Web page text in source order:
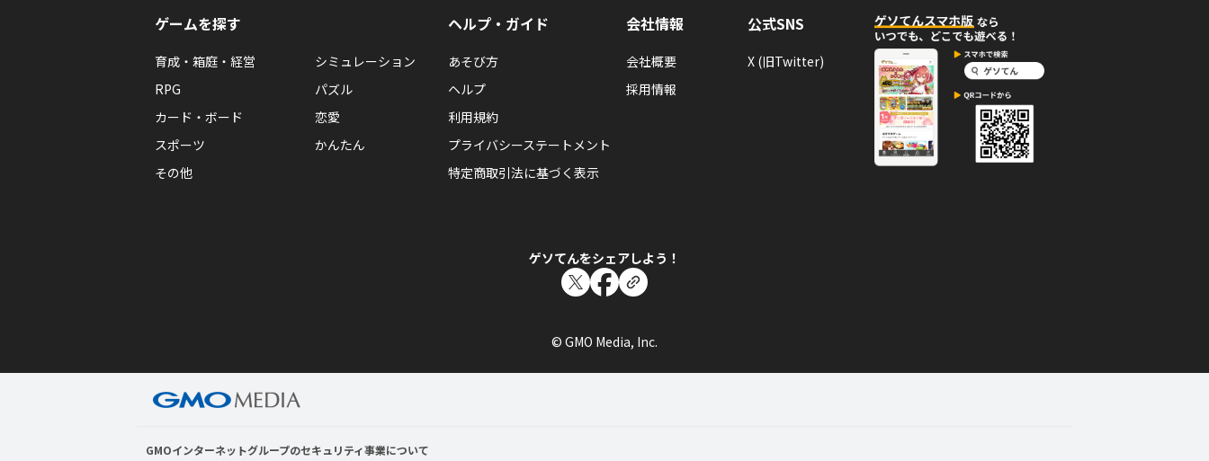
パズル・スクエア
大島 徹 09月19日
大島 徹さんが「はじめてのパズルスクエア」バッジを手に入れた！
パズルスクエアをはじめてあそんだらもらえるエネルギーバッジ。
た！
ゲームを探す
育成・箱庭・経営
シミュレーション
RPG
パズル
カード・ボード
恋愛
スポーツ
かんたん
その他
ヘルプ・ガイド
あそび方
ヘルプ
利用規約
プライバシーステートメント
特定商取引法に基づく表示
会社情報
会社概要
採用情報
公式SNS
X (旧Twitter)
ゲソてんをシェアしよう！
© GMO Media, Inc.
GMOインターネットグループのセキュリティ事業について